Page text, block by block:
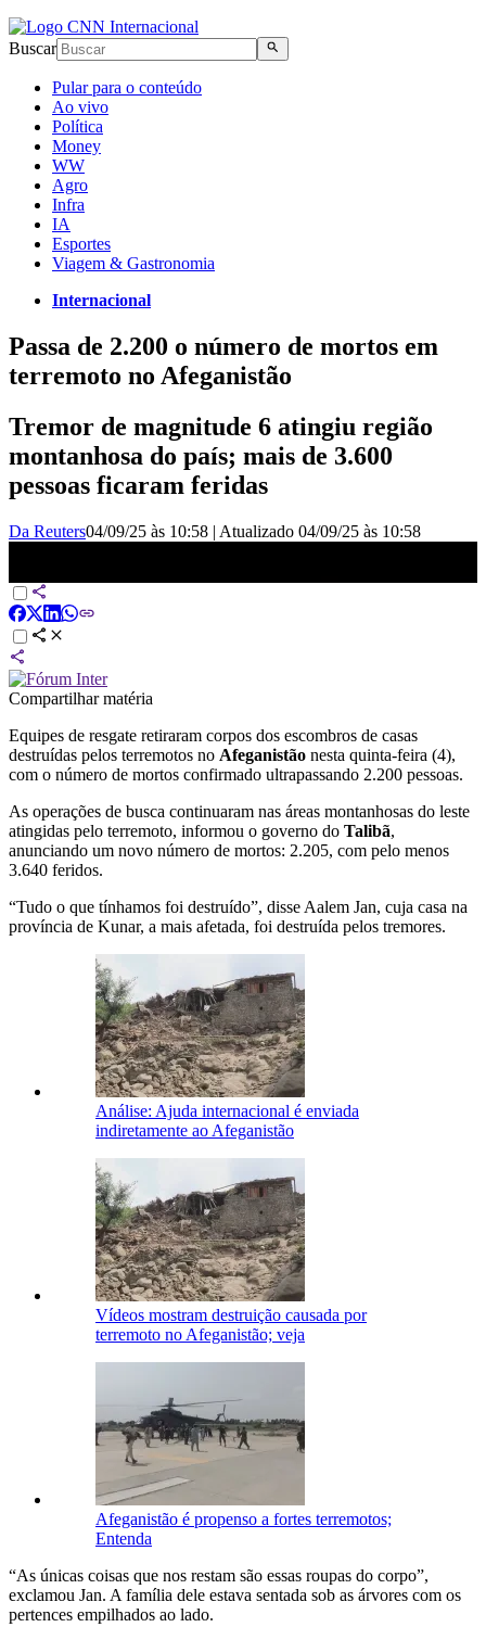
Buscar
Pular para o conteúdo
Ao vivo
Política
Money
WW
Agro
Infra
IA
Esportes
Viagem & Gastronomia
Internacional
Passa de 2.200 o número de mortos em
terremoto no Afeganistão
Tremor de magnitude 6 atingiu região
montanhosa do país; mais de 3.600
pessoas ficaram feridas
Da Reuters04/09/25 às 10:58 | Atualizado 04/09/25 às 10:58
Compartilhar matéria
Equipes de resgate retiraram corpos dos escombros de casas
destruídas pelos terremotos no Afeganistão nesta quinta-feira (4),
com o número de mortos confirmado ultrapassando 2.200 pessoas.
As operações de busca continuaram nas áreas montanhosas do leste
atingidas pelo terremoto, informou o governo do Talibã,
anunciando um novo número de mortos: 2.205, com pelo menos
3.640 feridos.
“Tudo o que tínhamos foi destruído”, disse Aalem Jan, cuja casa na
província de Kunar, a mais afetada, foi destruída pelos tremores.
Análise: Ajuda internacional é enviada
indiretamente ao Afeganistão
Vídeos mostram destruição causada por
terremoto no Afeganistão; veja
Afeganistão é propenso a fortes terremotos;
Entenda
“As únicas coisas que nos restam são essas roupas do corpo”,
exclamou Jan. A família dele estava sentada sob as árvores com os
pertences empilhados ao lado.